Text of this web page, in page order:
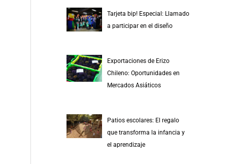
Tarjeta bip! Especial: Llamado
a participar en el diseño
Exportaciones de Erizo
Chileno: Oportunidades en
Mercados Asiáticos
Patios escolares: El regalo
que transforma la infancia y
el aprendizaje